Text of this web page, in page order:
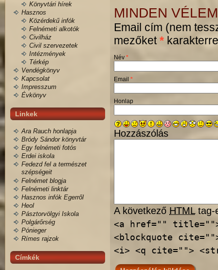
Könyvtári hírek
Hasznos
Közérdekű infók
Felnémeti alkotók
Civilház
Civil szervezetek
Intézmények
Térkép
Vendégkönyv
Kapcsolat
Impresszum
Évkönyv
Linkek
Ara Rauch honlapja
Bródy Sándor könyvtár
Egy felnémeti fotós
Erdei iskola
Fedezd fel a természet
szépségeit
Felnémet blogja
Felnémeti linktár
Hasznos infók Egerről
Heol
Pásztorvölgyi Iskola
Polgárőrség
Pónieger
Rímes rajzok
Címkék
MINDEN
Email cím (nem
mezőket*
Név *
Email *
Honlap
Hozzászólás
A következő HTMLtag-
<a href=""
<blockquote
<i> <q cite="">